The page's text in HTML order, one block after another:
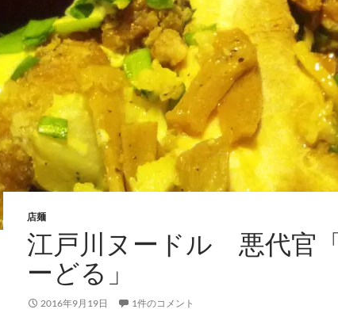
店麺
江戸川ヌードル 悪代官
ーどる」
2016年9月19日 1件のコメント